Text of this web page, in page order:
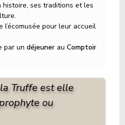
histoire, ses traditions et les
l’écomusée pour leur accueil
par undéjeuner auComptoir
Truffe est elle
ou